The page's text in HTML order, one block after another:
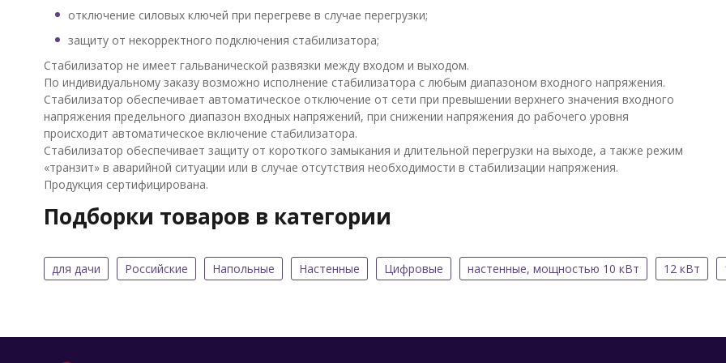
отключение силовых ключей при перегреве в случае перегрузки;
защиту от некорректного подключения стабилизатора;
Стабилизатор не имеет гальванической развязки между входом и выходом.
По индивидуальному заказу возможно исполнение стабилизатора с любым диапазоном входного напряжения.
Стабилизатор обеспечивает автоматическое отключение от сети при превышении верхнего значения входного
напряжения предельного диапазон входных напряжений, при снижении напряжения до рабочего уровня
происходит автоматическое включение стабилизатора.
Стабилизатор обеспечивает защиту от короткого замыкания и длительной перегрузки на выходе, а также режим
«транзит» в аварийной ситуации или в случае отсутствия необходимости в стабилизации напряжения.
Продукция сертифицирована.
Подборки товаров в категории
для дачи Российские Напольные Настенные Цифровые настенные, мощностью 10 кВт 12 кВт